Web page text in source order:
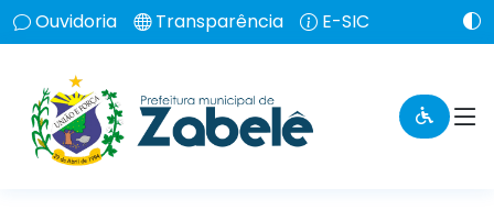
Ouvidoria Transparência E-SIC